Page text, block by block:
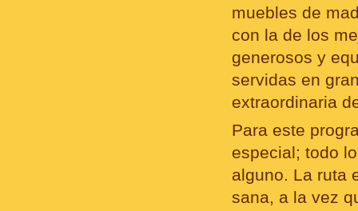
muebles de
con la de los
generosos y
servidas en
extraordinaria
Para este
especial; todo
alguno. La ruta
sana, a la vez